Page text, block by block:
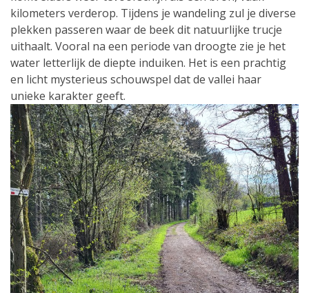
kilometers verderop. Tijdens je wandeling zul je diverse
plekken passeren waar de beek dit natuurlijke trucje
uithaalt. Vooral na een periode van droogte zie je het
water letterlijk de diepte induiken. Het is een prachtig
en licht mysterieus schouwspel dat de vallei haar
unieke karakter geeft.